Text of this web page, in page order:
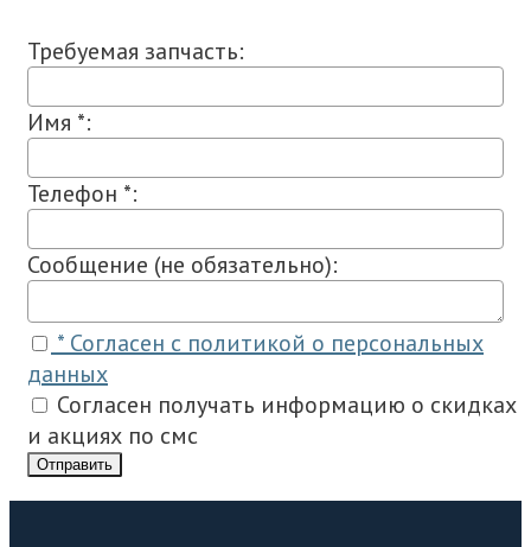
Требуемая запчасть:
Имя *:
Телефон *:
Сообщение (не обязательно):
* Согласен с политикой о персональных
данных
Согласен получать информацию о скидках
и акциях по смс
Отправить